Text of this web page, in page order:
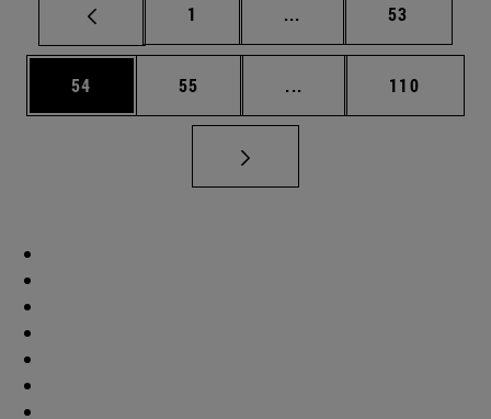
Página
1 ... Páginas intermedias
Página
53
Página
54 Página
55 ... Páginas intermedias
Página
110